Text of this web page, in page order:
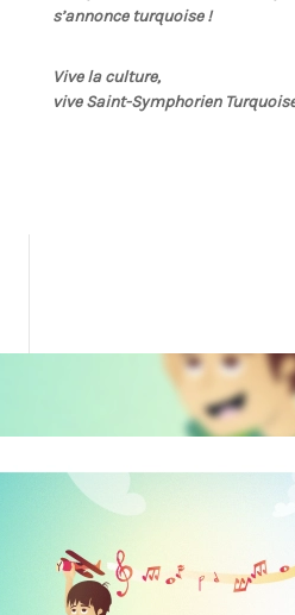
s’annonce turquoise !
Vive la culture,
vive Saint-Symphorien